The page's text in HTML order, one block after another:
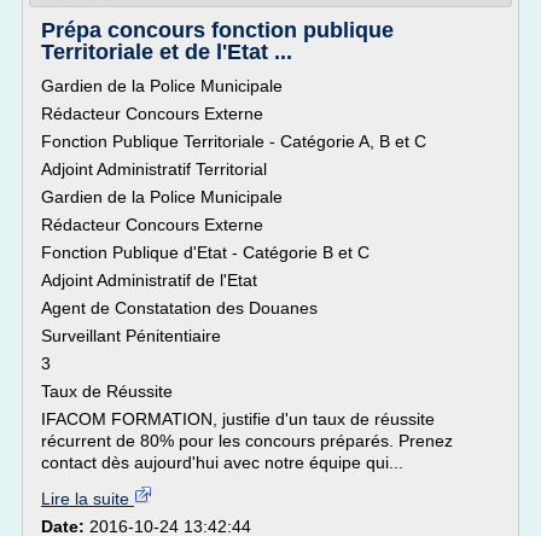
Prépa concours fonction publique
Territoriale et de l'Etat ...
Gardien de la Police Municipale
Rédacteur Concours Externe
Fonction Publique Territoriale - Catégorie A, B et C
Adjoint Administratif Territorial
Gardien de la Police Municipale
Rédacteur Concours Externe
Fonction Publique d'Etat - Catégorie B et C
Adjoint Administratif de l'Etat
Agent de Constatation des Douanes
Surveillant Pénitentiaire
3
Taux de Réussite
IFACOM FORMATION, justifie d'un taux de réussite
récurrent de 80% pour les concours préparés. Prenez
contact dès aujourd'hui avec notre équipe qui...
Lire la suite
Date: 2016-10-24 13:42:44